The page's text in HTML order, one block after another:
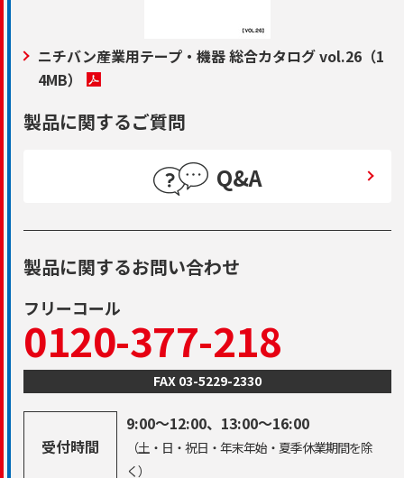
ニチバン産業用テープ・機器 総合カタログ vol.26 （1
4MB）
製品に関するご質問
Q&A
製品に関するお問い合わせ
フリーコール
0120-377-218
FAX 03-5229-2330
受付時間
9:00～12:00、13:00～16:00
（土・日・祝日・年末年始・夏季休業期間を除
く）